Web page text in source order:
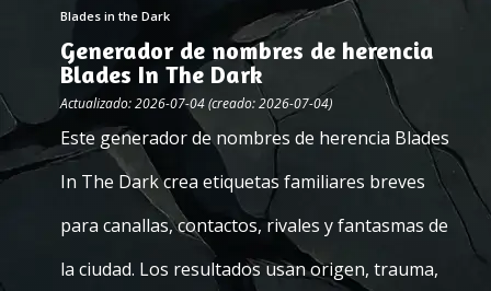
Blades in the Dark
Generador de nombres de herencia
Blades In The Dark
Actualizado: 2026-07-04 (creado: 2026-07-04)
Este generador de nombres de herencia Blades
In The Dark crea etiquetas familiares breves
para canallas, contactos, rivales y fantasmas de
la ciudad. Los resultados usan origen, trauma,